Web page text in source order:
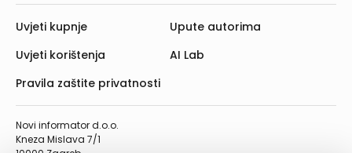
Novi informator d.o.o.
Kneza Mislava 7/1
Uvjeti kupnje
Uvjeti korištenja
Pravila zaštite privatnosti
Upute autorima
AI Lab